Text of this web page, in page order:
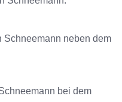
Schneemann neben dem
bei dem